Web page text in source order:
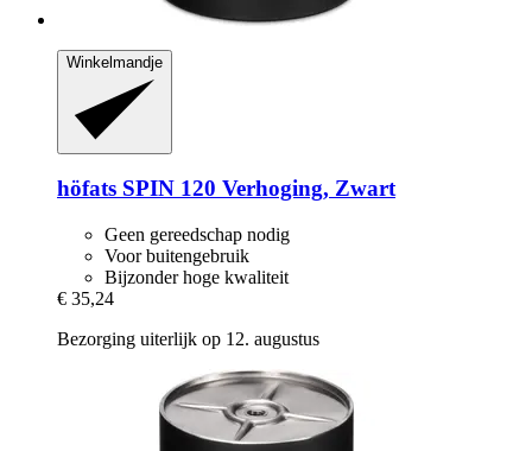
Winkelmandje
höfats SPIN 120 Verhoging, Zwart
Geen gereedschap nodig
Voor buitengebruik
Bijzonder hoge kwaliteit
€ 35,24
Bezorging uiterlijk op 12. augustus